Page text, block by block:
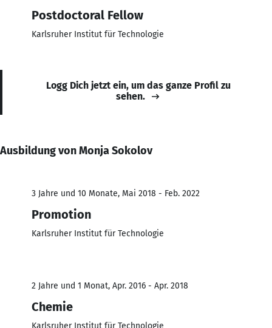
Postdoctoral Fellow
Karlsruher Institut für Technologie
Logg Dich jetzt ein, um das ganze Profil zu
sehen.
Ausbildung von Monja Sokolov
3 Jahre und 10 Monate, Mai 2018 - Feb. 2022
Promotion
Karlsruher Institut für Technologie
2 Jahre und 1 Monat, Apr. 2016 - Apr. 2018
Chemie
Karlsruher Institut für Technologie